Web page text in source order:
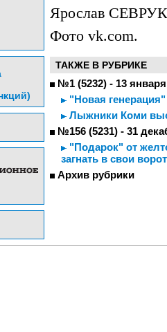
Ярослав
Фото vk.com.
ТАКЖЕ В РУБРИКЕ
№1 (5232) - 13 января
"Новая
Лыжники Коми
№156 (5231) - 31
"Подарок" от
загнать в свои
Архив рубрики